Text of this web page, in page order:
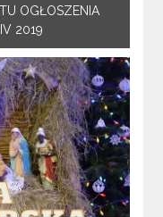
OGŁOSZENIA
2019